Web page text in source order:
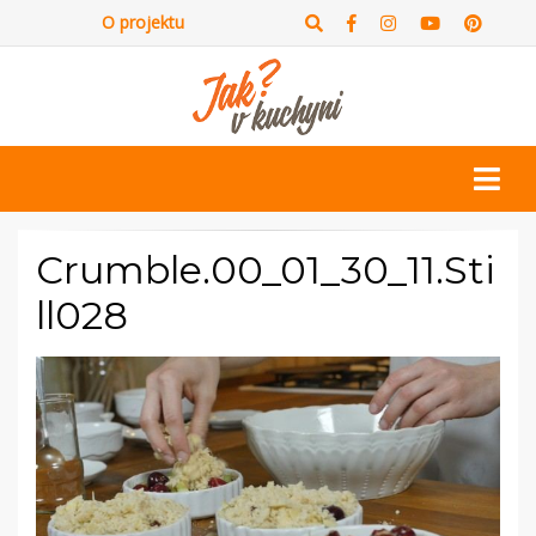
O projektu
Crumble.00_01_30_11.Sti
ll028